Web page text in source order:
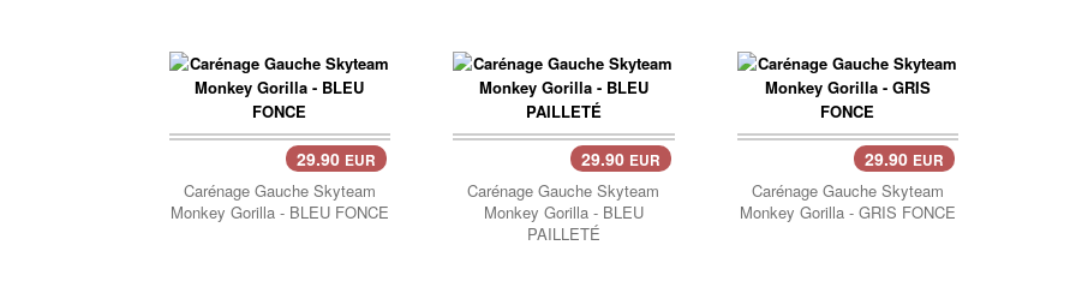
29.90 EUR
Carénage Gauche Skyteam
Monkey Gorilla - BLEU FONCE
29.90 EUR
Carénage Gauche Skyteam
Monkey Gorilla - BLEU
PAILLETÉ
29.90 EUR
Carénage Gauche Skyteam
Monkey Gorilla - GRIS FONCE